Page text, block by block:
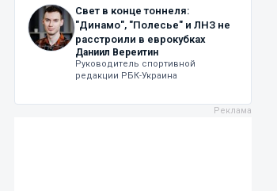
Свет в конце тоннеля:
"Динамо", "Полесье" и ЛНЗ не
расстроили в еврокубках
Даниил Вереитин
Руководитель спортивной
редакции РБК-Украина